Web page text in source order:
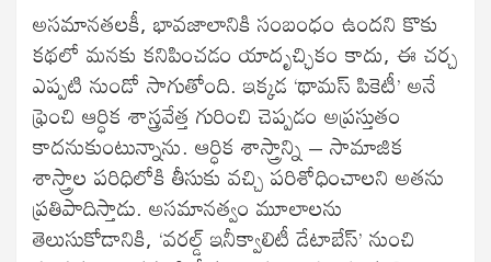
అసమానతలకీ, భావజాలానికి సంబంధం ఉందని కొకు
కథలో మనకు కనిపించడం యాదృచ్ఛికం కాదు, ఈ చర్చ
ఎప్పటి నుండో సాగుతోంది. ఇక్కడ ‘థామస్ పికెటీ’ అనే
ఫ్రెంచి ఆర్ధిక శాస్త్రవేత్త గురించి చెప్పడం అప్రస్తుతం
కాదనుకుంటున్నాను. ఆర్ధిక శాస్త్రాన్ని – సామాజిక
శాస్త్రాల పరిధిలోకి తీసుకు వచ్చి పరిశోధించాలని అతను
ప్రతిపాదిస్తాడు. అసమానత్వం మూలాలను
తెలుసుకోడానికి, ‘వరల్డ్ ఇనీక్వాలిటీ డేటాబేస్’ నుంచి